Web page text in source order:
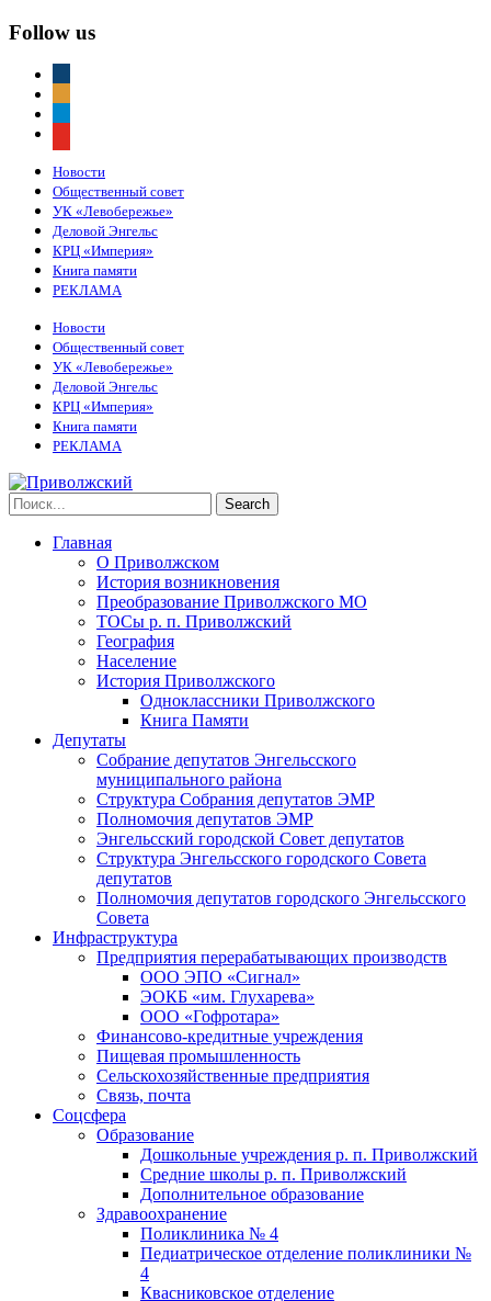
Follow us
Новости
Общественный совет
УК «Левобережье»
Деловой Энгельс
КРЦ «Империя»
Книга памяти
РЕКЛАМА
Новости
Общественный совет
УК «Левобережье»
Деловой Энгельс
КРЦ «Империя»
Книга памяти
РЕКЛАМА
Главная
О Приволжском
История возникновения
Преобразование Приволжского МО
ТОСы р. п. Приволжский
География
Население
История Приволжского
Одноклассники Приволжского
Книга Памяти
Депутаты
Собрание депутатов Энгельсского
муниципального района
Структура Собрания депутатов ЭМР
Полномочия депутатов ЭМР
Энгельсский городской Совет депутатов
Структура Энгельсского городского Совета
депутатов
Полномочия депутатов городского Энгельсского
Совета
Инфраструктура
Предприятия перерабатывающих производств
ООО ЭПО «Сигнал»
ЭОКБ «им. Глухарева»
ООО «Гофротара»
Финансово-кредитные учреждения
Пищевая промышленность
Сельскохозяйственные предприятия
Связь, почта
Соцсфера
Образование
Дошкольные учреждения р. п. Приволжский
Средние школы р. п. Приволжский
Дополнительное образование
Здравоохранение
Поликлиника № 4
Педиатрическое отделение поликлиники №
4
Квасниковское отделение